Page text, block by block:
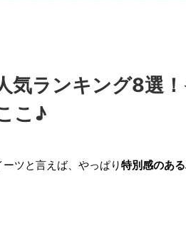
気ランキング8選
こ♪
ツと言えば、やっぱり特別感のあ